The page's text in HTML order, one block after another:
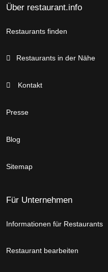
Über restaurant.info
Restaurants finden
Restaurants in der Nähe
Kontakt
Presse
Blog
Sitemap
Für Unternehmen
Informationen für Restaurants
Restaurant bearbeiten